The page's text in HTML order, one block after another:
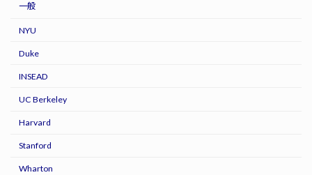
一般
NYU
Duke
INSEAD
UC Berkeley
Harvard
Stanford
Wharton